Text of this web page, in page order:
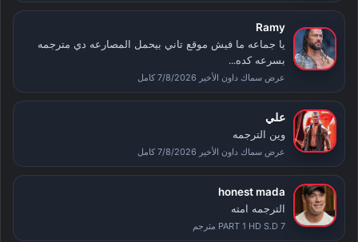
Ramy
يا جماعه ما فيش موقع تاني بيحمل المصارعه دي مترجمه
بسرعه كده...
عرض سماك داون الأخير 7/8/2026 كامل
علي
وين الترجمه
عرض سماك داون الأخير 7/8/2026 كامل
honest mada
الترجمه امته
PART 1 HD S.D 7 مترجم